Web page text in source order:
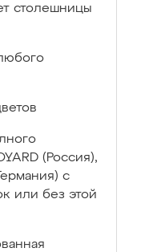
столешницы
(Россия),
с
или без этой